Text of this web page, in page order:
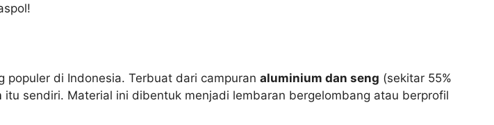
populer di Indonesia. Terbuat dari campuranaluminium dan seng (sekitar 55%
itu sendiri. Material ini dibentuk menjadi lembaran bergelombang atau berprofil